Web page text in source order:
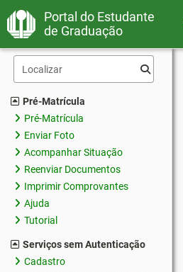
Portal do Estudante
de Graduação
Pré-Matrícula
Pré-Matrícula
Enviar Foto
Acompanhar Situação
Reenviar Documentos
Imprimir Comprovantes
Ajuda
Tutorial
Serviços sem Autenticação
Cadastro